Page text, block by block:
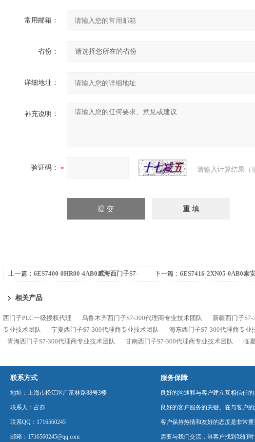
常用邮箱：
省份：
详细地址：
补充说明：
验证码： 请输入计算结果（
上一篇： 6ES7400-0HR00-4AB0威海西门子S7-
下一篇： 6ES7416-2XN05-0AB0泰
相关产品
西门子PLC一级授权代理 乌鲁木齐西门子S7-300代理商专业技术团队 新疆西门子
专业技术团队
宁夏西门子S7-300代理商专业技术团队 海东西门子S7-300代理商专业
青海西门子S7-300代理商专业技术团队
甘南西门子S7-300代理商专业技术团队 临
联系方式
地址：上海市松江区广富林路88号3楼
联系人：占亦
联系QQ：1716560245
邮箱：1716560245@qq.com
服务保障
良好的沟通和与客户建立互相信任
良好的客户服务的关键。在与客户
客户保持热情和友好的态度是非常
需要与我们交流，当客户找到我们